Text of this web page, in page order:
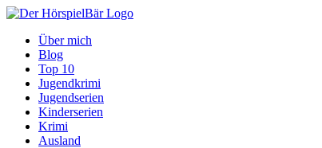
Über mich
Blog
Top 10
Jugendkrimi
Jugendserien
Kinderserien
Krimi
Ausland